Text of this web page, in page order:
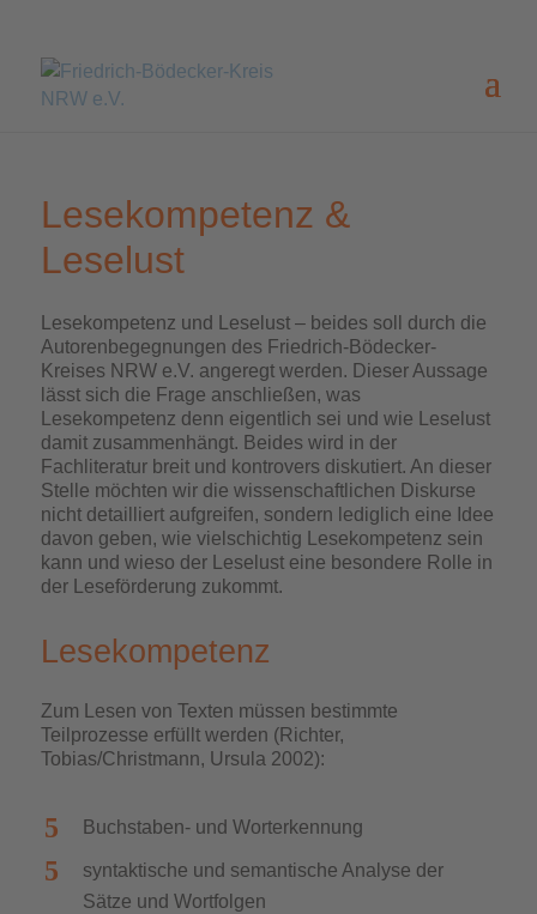
Lesekompetenz &
Leselust
Lesekompetenz und Leselust – beides soll durch die
Autorenbegegnungen des Friedrich-Bödecker-
Kreises NRW e.V. angeregt werden. Dieser Aussage
lässt sich die Frage anschließen, was
Lesekompetenz denn eigentlich sei und wie Leselust
damit zusammenhängt. Beides wird in der
Fachliteratur breit und kontrovers diskutiert. An dieser
Stelle möchten wir die wissenschaftlichen Diskurse
nicht detailliert aufgreifen, sondern lediglich eine Idee
davon geben, wie vielschichtig Lesekompetenz sein
kann und wieso der Leselust eine besondere Rolle in
der Leseförderung zukommt.
Lesekompetenz
Zum Lesen von Texten müssen bestimmte
Teilprozesse erfüllt werden (Richter,
Tobias/Christmann, Ursula 2002):
Buchstaben- und Worterkennung
syntaktische und semantische Analyse der
Sätze und Wortfolgen